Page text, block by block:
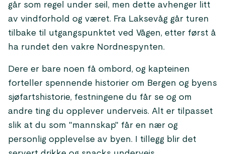
går som regel under seil, men dette avhenger litt
av vindforhold og været. Fra Laksevåg går turen
tilbake til utgangspunktet ved Vågen, etter først å
ha rundet den vakre Nordnespynten.
Dere er bare noen få ombord, og kapteinen
forteller spennende historier om Bergen og byens
sjøfartshistorie, festningene du får se og om
andre ting du opplever underveis. Alt er tilpasset
slik at du som "mannskap" får en nær og
personlig opplevelse av byen. I tillegg blir det